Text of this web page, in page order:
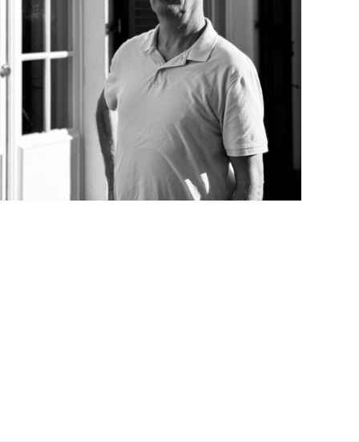
Diplom Biologe
T. 05231.30821-26
Email